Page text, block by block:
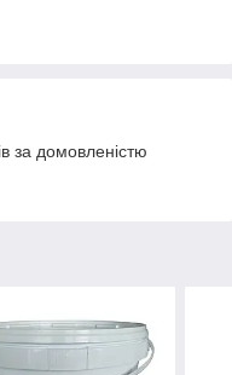
за домовленістю